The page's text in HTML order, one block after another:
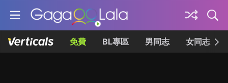
免費 BL專區 男同志 女同志